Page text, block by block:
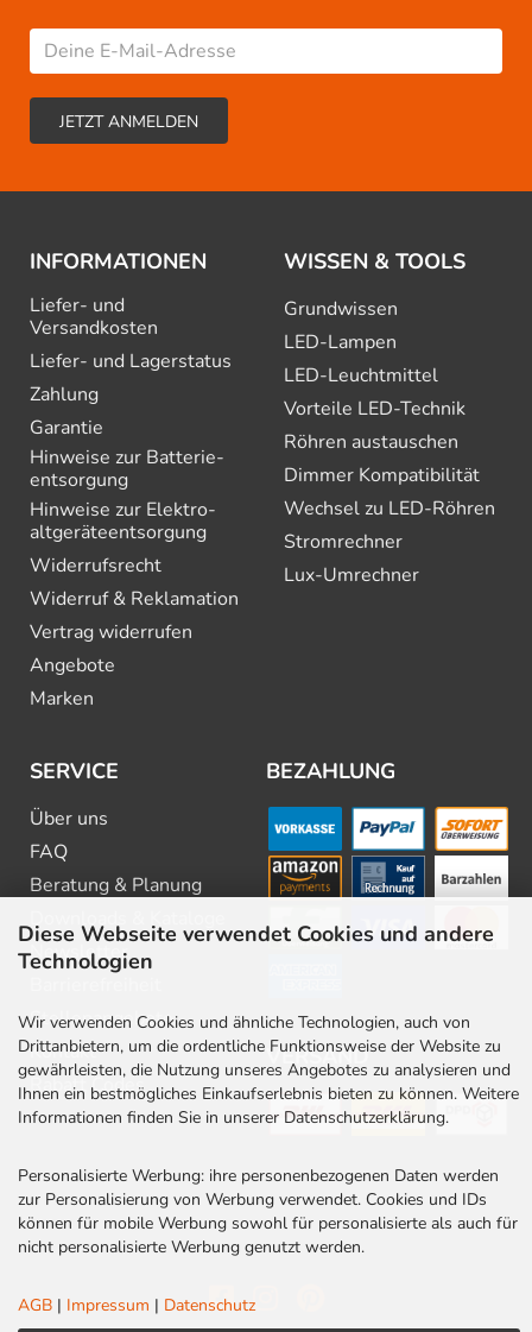
Diese Webseite verwendet Cookies und andere
Technologien
Wir verwenden Cookies und ähnliche Technologien, auch von
Drittanbietern, um die ordentliche Funktionsweise der Website zu
gewährleisten, die Nutzung unseres Angebotes zu analysieren und
Ihnen ein bestmögliches Einkaufserlebnis bieten zu können. Weitere
Informationen finden Sie in unserer Datenschutzerklärung.
Personalisierte Werbung: ihre personenbezogenen Daten werden
zur Personalisierung von Werbung verwendet. Cookies und IDs
können für mobile Werbung sowohl für personalisierte als auch für
nicht personalisierte Werbung genutzt werden.
AGB | Impressum | Datenschutz
INFORMATIONEN
Liefer- und
Versandkosten
Liefer- und Lagerstatus
Zahlung
Garantie
Hinweise zur Batterie­
entsorgung
Hinweise zur Elektro­
altgeräte­entsorgung
Widerrufsrecht
Widerruf & Reklamation
Vertrag widerrufen
Angebote
Marken
WISSEN & TOOLS
Grundwissen
LED-Lampen
LED-Leuchtmittel
Vorteile LED-Technik
Röhren austauschen
Dimmer Kompatibilität
Wechsel zu LED-Röhren
Stromrechner
Lux-Umrechner
SERVICE
Über uns
FAQ
Beratung & Planung
Newsletter
Stellenangebote
Kontakt
Rabatt Codes
BEZAHLUNG
VERSAND